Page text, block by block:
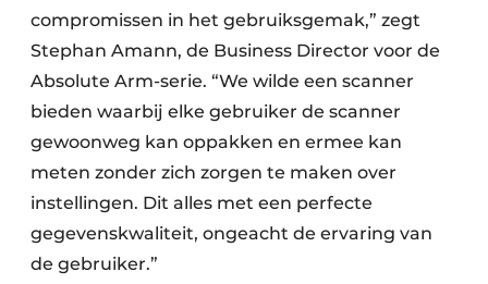
compromissen in het gebruiksgemak,” zegt
Stephan Amann, de Business Director voor de
Absolute Arm-serie. “We wilde een scanner
bieden waarbij elke gebruiker de scanner
gewoonweg kan oppakken en ermee kan
meten zonder zich zorgen te maken over
instellingen. Dit alles met een perfecte
gegevenskwaliteit, ongeacht de ervaring van
de gebruiker.”